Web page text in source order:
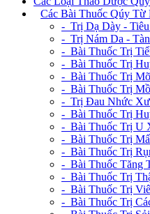
Các Bài Thuốc Qúy Từ
- Trị Dạ Dày -
- Trị Nám Da -
- Bài Thuốc Trị
- Bài Thuốc Trị
- Bài Thuốc Trị
- Bài Thuốc Trị
- Trị Đau Nhức
- Bài Thuốc Trị
- Bài Thuốc Trị U
- Bài Thuốc Trị
- Bài Thuốc Trị
- Bài Thuốc Tăng
- Bài Thuốc Trị
- Bài Thuốc Trị
- Bài Thuốc Trị